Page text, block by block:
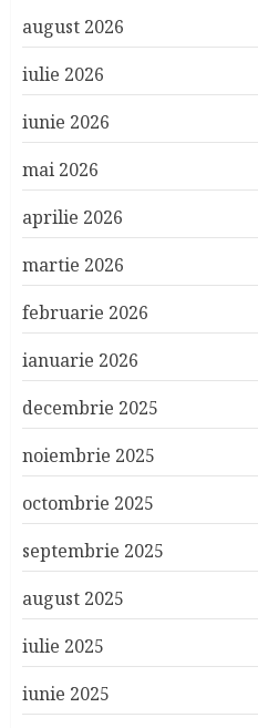
august 2026
iulie 2026
iunie 2026
mai 2026
aprilie 2026
martie 2026
februarie 2026
ianuarie 2026
decembrie 2025
noiembrie 2025
octombrie 2025
septembrie 2025
august 2025
iulie 2025
iunie 2025